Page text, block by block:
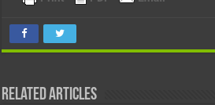
Related Articles